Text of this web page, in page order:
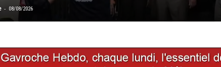
- 08/08/2026